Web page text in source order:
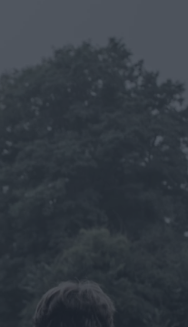
Market News